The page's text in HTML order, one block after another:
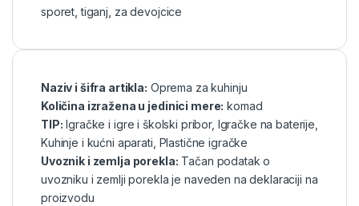
sporet ,tiganj za devojcice
Naziv i šifra artikla: Oprema za kuhinju
Količina izražena u jedinici mere: komad
TIP: Igračke i igre i školski pribor, Igračke na baterije
Kuhinje i kućni aparati Plastične igračke
Uvoznik i zemlja porekla: Tačan podatak o
uvozniku i zemlji porekla je naveden na deklaraciji na
proizvodu